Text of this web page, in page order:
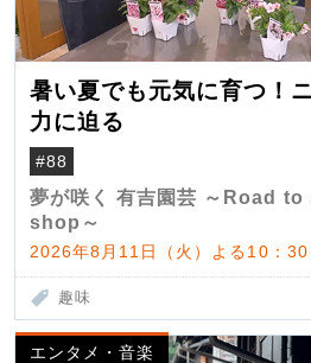
暑い夏でも元気に育つ！
力に迫る
#88
夢が咲く 有吉園芸 ～Road
shop～
2026年8月11日（火）よる10：
趣味
エンタメ・音楽